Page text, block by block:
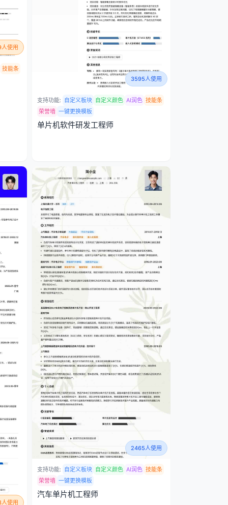
使用
技能条
3595人使用
支持功能: 自定义板块 自定义颜色 AI润色 技能条
荣誉墙 一键更换模板
单片机软件研发工程师
使用
2465人使用
支持功能: 自定义板块 自定义颜色 AI润色 技能条
荣誉墙 一键更换模板
汽车单片机工程师